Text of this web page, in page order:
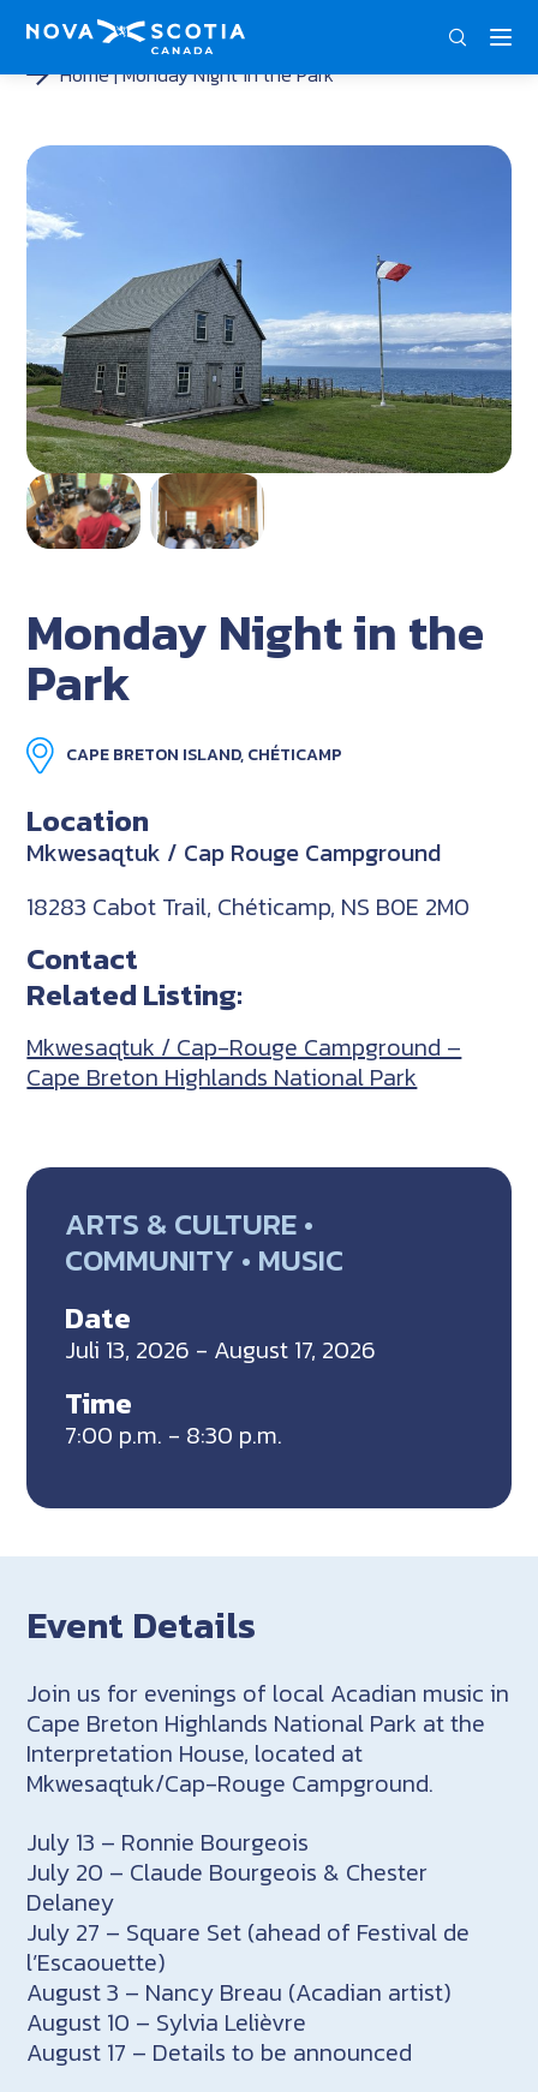
Home Monday Night in the Park
<
< <
Monday Night in the
Park
CAPE BRETON ISLAND, CHÉTICAMP
Location
Mkwesaqtuk / Cap Rouge Campground
18283 Cabot Trail, Chéticamp, NS B0E 2M0
Contact
Related Listing:
Mkwesaqtuk / Cap-Rouge Campground –
Cape Breton Highlands National Park
ARTS & CULTURE •
COMMUNITY • MUSIC
Date
Juli 13, 2026 - August 17, 2026
Time
7:00 p.m. - 8:30 p.m.
Event Details
Join us for evenings of local Acadian music in
Cape Breton Highlands National Park at the
Interpretation House, located at
Mkwesaqtuk/Cap-Rouge Campground.
July 13 – Ronnie Bourgeois
July 20 – Claude Bourgeois & Chester
Delaney
July 27 – Square Set (ahead of Festival de
l’Escaouette)
August 3 – Nancy Breau (Acadian artist)
August 10 – Sylvia Lelièvre
August 17 – Details to be announced